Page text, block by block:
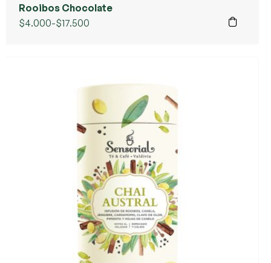
Rooibos Chocolate
$4.000-$17.500